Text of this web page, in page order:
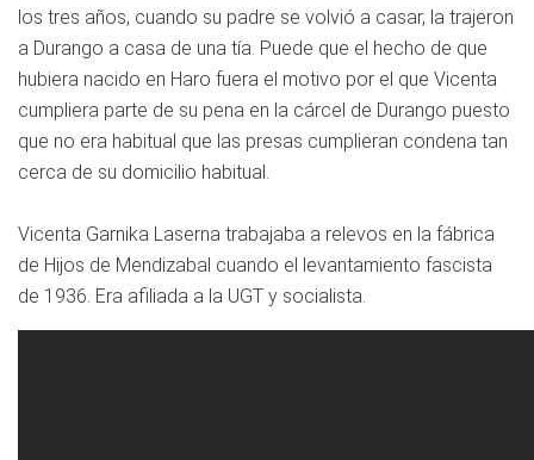
los tres años, cuando su padre se volvió a casar, la trajeron
a Durango a casa de una tía. Puede que el hecho de que
hubiera nacido en Haro fuera el motivo por el que Vicenta
cumpliera parte de su pena en la cárcel de Durango puesto
que no era habitual que las presas cumplieran condena tan
cerca de su domicilio habitual.
Vicenta Garnika Laserna trabajaba a relevos en la fábrica
de Hijos de Mendizabal cuando el levantamiento fascista
de 1936. Era afiliada a la UGT y socialista.